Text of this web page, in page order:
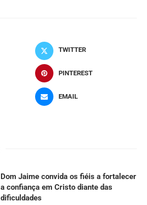
TWITTER
PINTEREST
EMAIL
Dom Jaime convida os fiéis a fortalecer
a confiança em Cristo diante das
dificuldades